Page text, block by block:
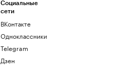
Социальные
сети
ВКонтакте
Одноклассники
Telegram
Дзен